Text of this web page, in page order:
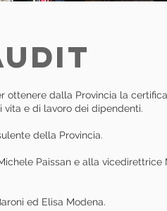
dalla Provincia la
e di lavoro dei dipendenti.
della Provincia.
Paissan e alla
ed Elisa Modena.